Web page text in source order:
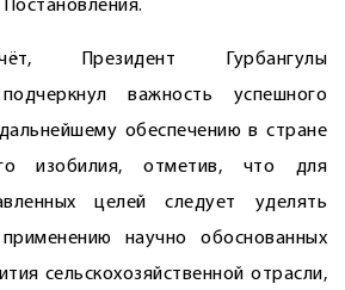
Президент Гурбангулы
важность успешного
обеспечению в стране
изобилия, отметив, что для
целей следует уделять
научно обоснованных
сельскохозяйственной отрасли,